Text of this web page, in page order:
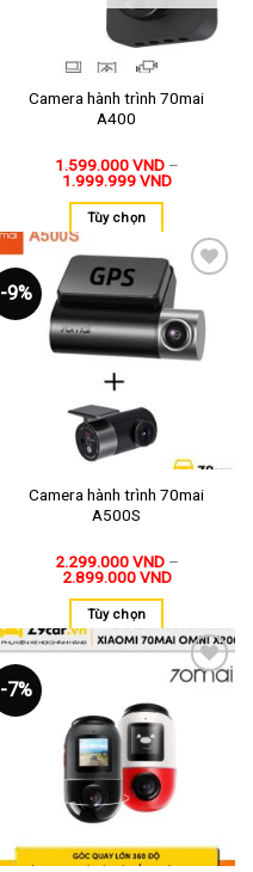
Camera hành trình 70mai
A400
1.599.000VND–
1.999.999VND
Tùy chọn
-9%
vào
yêu
thích
Camera hành trình 70mai
A500S
2.299.000VND–
2.899.000VND
Tùy chọn
-7%
Thêm